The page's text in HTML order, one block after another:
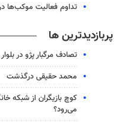
تداوم فعالیت موکب‌ها
پربازدیدترین ها
تصادف مرگبار پژو در
محمد حقیقی درگذشت
کوچ بازیگران از شبکه
می‌رود؟